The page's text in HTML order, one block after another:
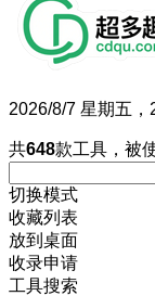
2026/8/7 星期五
共648款工具，被
切换模式
收藏列表
放到桌面
收录申请
工具搜索